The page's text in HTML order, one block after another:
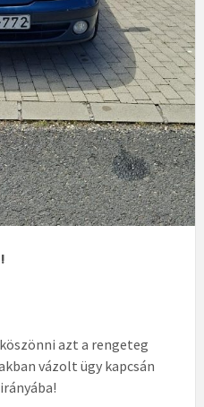
azt a rengeteg
vázolt ügy kapcsán